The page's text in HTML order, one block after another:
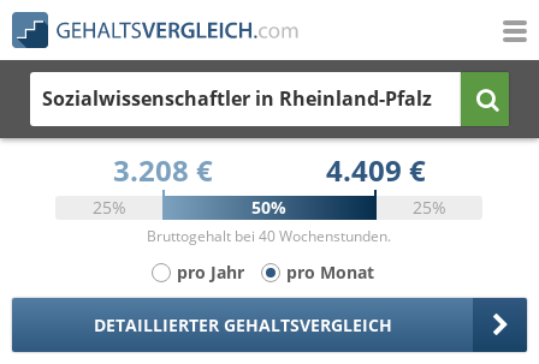
Sozialwissenschaftler in Rheinland-Pfalz
3.208 € 4.409 €
25% 50% 25%
Bruttogehalt bei 40 Wochenstunden.
pro Jahr pro Monat
DETAILLIERTER GEHALTSVERGLEICH